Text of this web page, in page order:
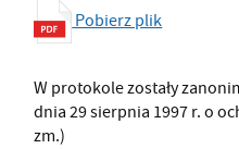
Pobierz plik
W protokole zostały
dnia 29 sierpnia 1997 r. o
zm.)